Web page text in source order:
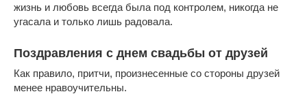
жизнь и любовь всегда была под контролем, никогда не
угасала и только лишь радовала.
Поздравления с днем свадьбы от друзей
Как правило, притчи, произнесенные со стороны друзей
менее нравоучительны.